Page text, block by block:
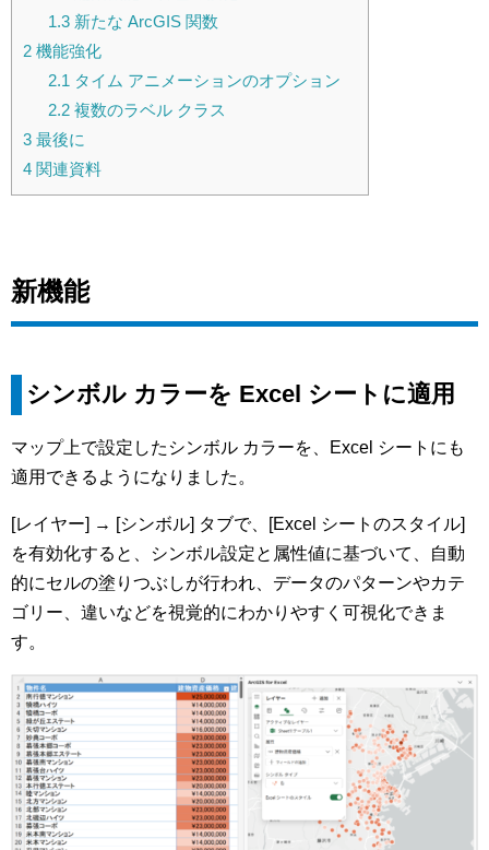
1.3新たな ArcGIS 関数
2 機能強化
2.1 タイム アニメーションのオプション
2.2複数のラベル クラス
3 最後に
4 関連資料
新機能
シンボル カラーを Excel シートに適用
マップ上で設定したシンボル カラーを、Excel シートにも
適用できるようになりました。
[レイヤー] → [シンボル] タブで、[Excel シートのスタイル]
を有効化すると、シンボル設定と属性値に基づいて、自動
的にセルの塗りつぶしが行われ、データのパターンやカテ
ゴリー、違いなどを視覚的にわかりやすく可視化できま
す。